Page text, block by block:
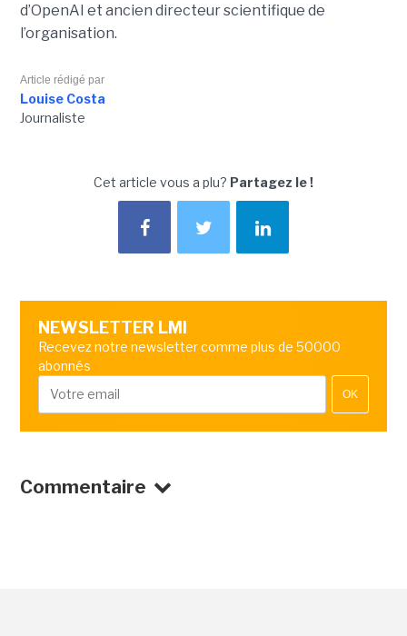
d’OpenAI et ancien directeur scientifique de
l’organisation.
Article rédigé par
Louise Costa
Journaliste
Cet article vous a plu? Partagez le !
NEWSLETTER LMI
Recevez notre newsletter comme plus de 50000
abonnés
OK
Commentaire